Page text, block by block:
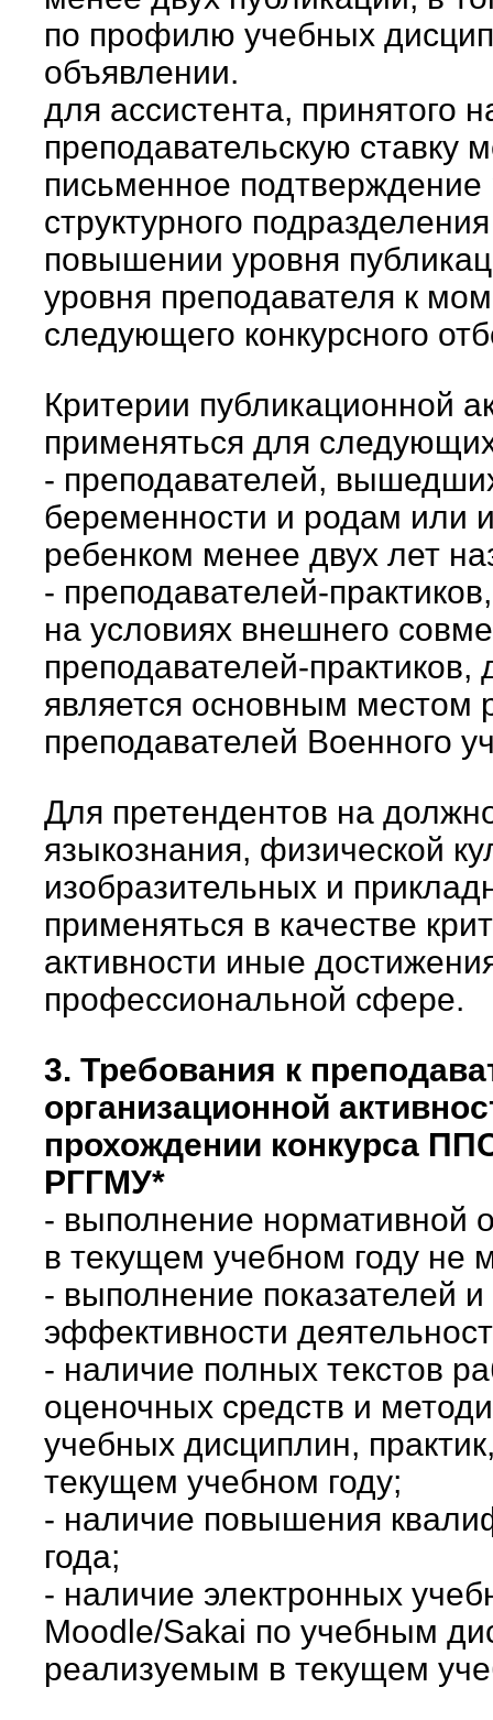
по профилю учебных
объявлении.
для ассистента, принятого
преподавательскую ставку
письменное подтверждение
структурного
повышении уровня
уровня преподавателя к
следующего конкурсного
Критерии публикационной
применяться для
- преподавателей,
беременности и родам или
ребенком менее двух лет
- преподавателей-
на условиях внешнего
преподавателей-
является основным местом
преподавателей Военного
Для претендентов на
языкознания, физической
изобразительных и
применяться в качестве
активности иные
профессиональной сфере.
3. Требования к
организационной
прохождении конкурса
РГГМУ*
- выполнение нормативной
в текущем учебном году не
- выполнение показателей
эффективности
- наличие полных текстов
оценочных средств и
учебных дисциплин,
текущем учебном году;
- наличие повышения
года;
- наличие электронных
Moodle/Sakai по учебным
реализуемым в текущем